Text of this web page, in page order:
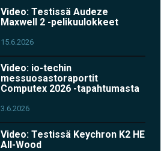
Video: Testissä Audeze
Maxwell 2 -pelikuulokkeet
15.6.2026
Video: io-techin
messuosastoraportit
Computex 2026 -tapahtumasta
3.6.2026
Video: Testissä Keychron K2 HE
All-Wood